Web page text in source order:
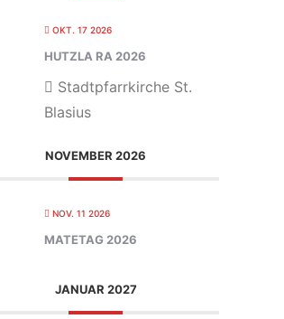
OKT. 17 2026
HUTZLA RA 2026
Stadtpfarrkirche St.
Blasius
NOVEMBER 2026
NOV. 11 2026
MATETAG 2026
JANUAR 2027